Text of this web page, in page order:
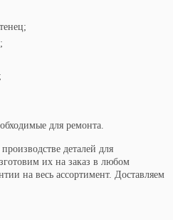
для ремонта.
деталей для
их на заказ в любом
на весь ассортимент. Доставляем